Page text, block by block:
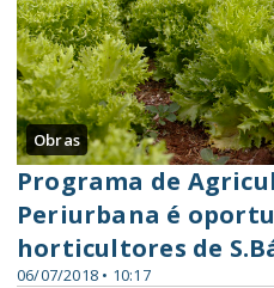
Obras
06/07/2018 • 10:17
Programa de
Periurbana é
horticultores de